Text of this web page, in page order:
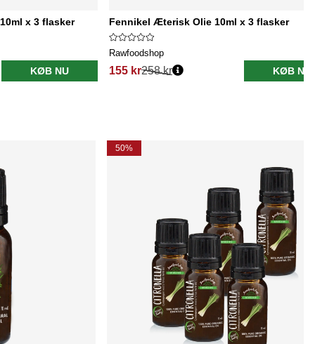
x 3 flasker
KØB NU
Fennikel Æterisk Olie 10ml x 3 flasker
Rawfoodshop
155 kr258 kr KØB NU
50%